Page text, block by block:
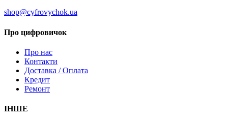
shop@cyfrovychok.ua
Про цифровичок
Про нас
Контакти
Доставка / Оплата
Кредит
Ремонт
ІНШЕ